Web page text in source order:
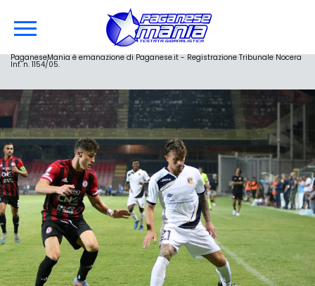
PaganeseMania è emanazione di Paganese.it - Registrazione Tribunale Nocera
Inf. n. 1154/05.